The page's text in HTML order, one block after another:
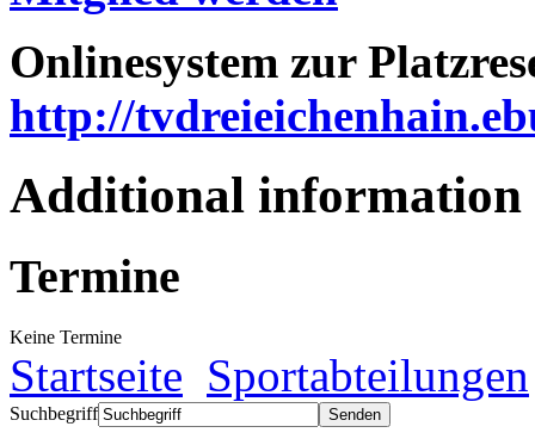
Onlinesystem zur
http://
Additional information
Termine
Keine Termine
Startseite Sportabteilungen
Suchbegriff